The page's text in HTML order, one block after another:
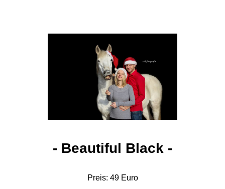
- Beautiful Black -
Preis: 49 Euro